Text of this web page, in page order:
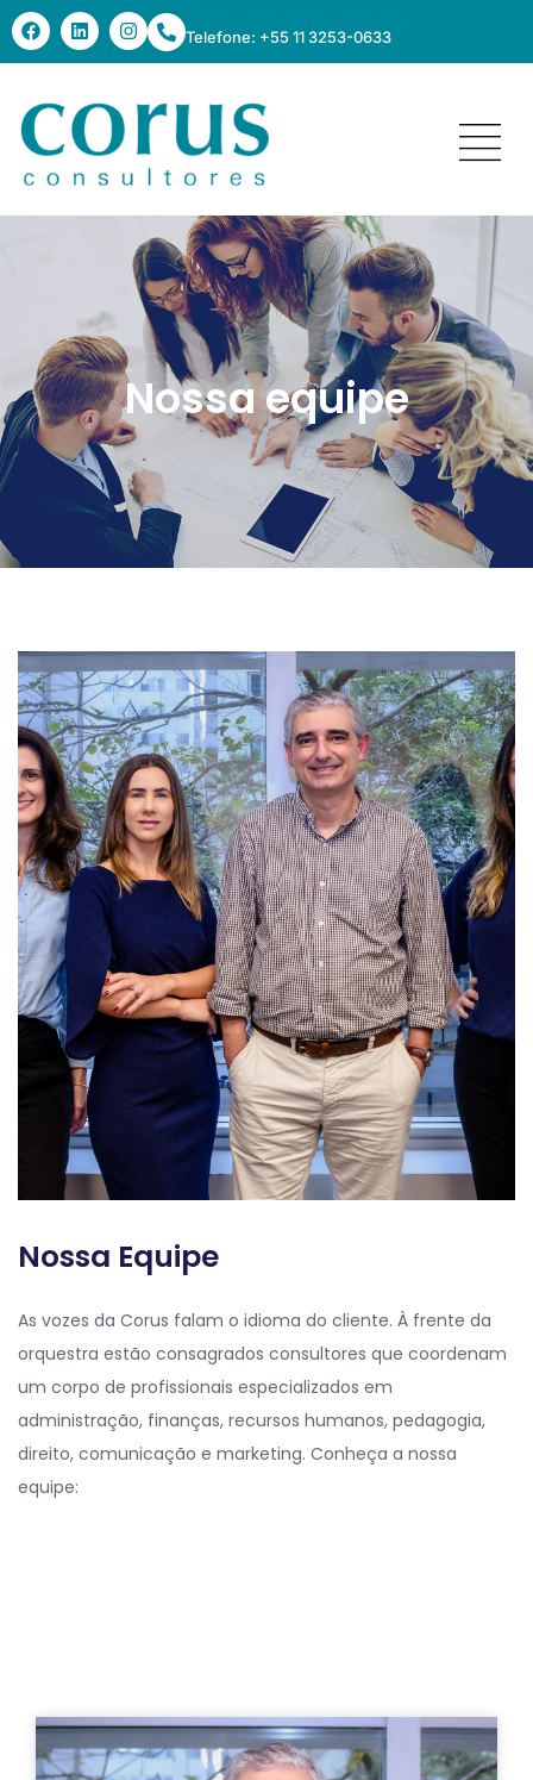
Telefone: +55 11 3253-0633
Nossa Equipe
Nossa equipe
Nossa Equipe
As vozes da Corus falam o idioma do cliente. À frente da
orquestra estão consagrados consultores que coordenam
um corpo de profissionais especializados em
administração, finanças, recursos humanos, pedagogia,
direito, comunicação e marketing. Conheça a nossa
equipe: